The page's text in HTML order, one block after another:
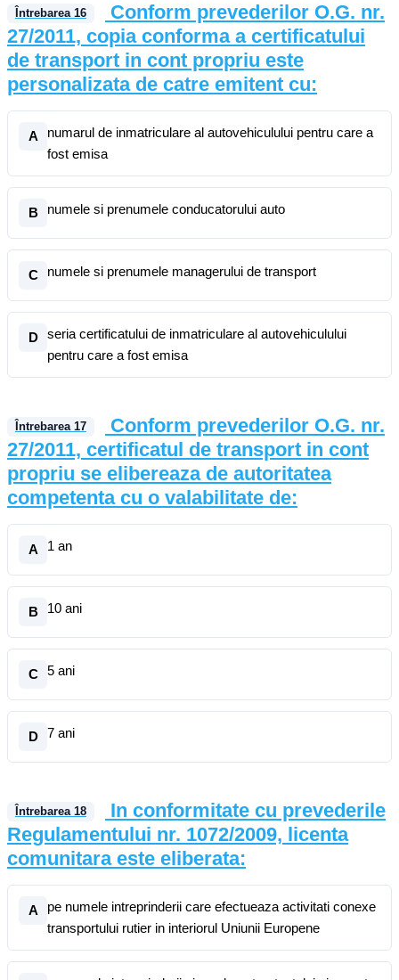
Întrebarea 16
Conform prevederilor O.G. nr.
27/2011, copia conforma a certificatului
de transport in cont propriu este
personalizata de catre emitent cu:
A
numarul de inmatriculare al autovehiculului pentru care a
fost emisa
B numele si prenumele conducatorului auto
C numele si prenumele managerului de transport
D
seria certificatului de inmatriculare al autovehiculului
pentru care a fost emisa
Întrebarea 17
Conform prevederilor O.G. nr.
27/2011, certificatul de transport in cont
propriu se elibereaza de autoritatea
competenta cu o valabilitate de:
A 1 an
B 10 ani
C 5 ani
D 7 ani
Întrebarea 18
In conformitate cu prevederile
Regulamentului nr. 1072/2009, licenta
comunitara este eliberata:
A
pe numele intreprinderii care efectueaza activitati conexe
transportului rutier in interiorul Uniunii Europene